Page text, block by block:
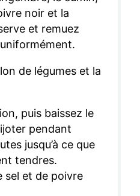
noir et la
et remuez
de légumes et la
puis baissez le
pendant
jusqu’à ce que
tendres.
sel et de poivre